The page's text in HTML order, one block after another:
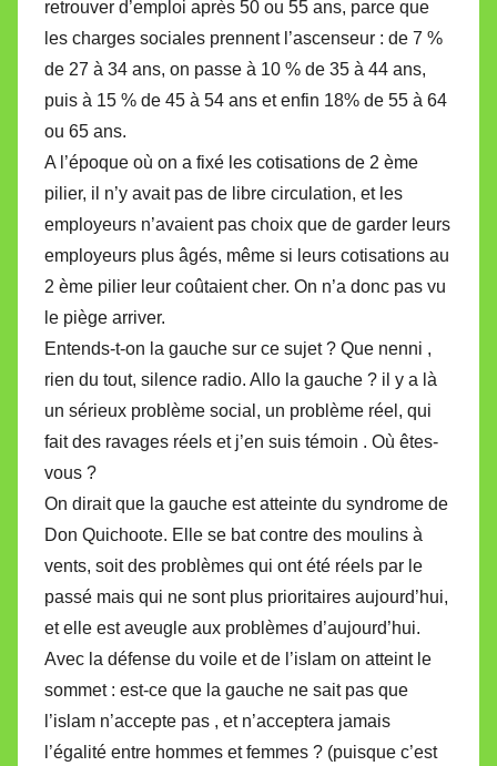
retrouver d’emploi après 50 ou 55 ans, parce que
les charges sociales prennent l’ascenseur : de 7 %
de 27 à 34 ans, on passe à 10 % de 35 à 44 ans,
puis à 15 % de 45 à 54 ans et enfin 18% de 55 à 64
ou 65 ans.
A l’époque où on a fixé les cotisations de 2 ème
pilier, il n’y avait pas de libre circulation, et les
employeurs n’avaient pas choix que de garder leurs
employeurs plus âgés, même si leurs cotisations au
2 ème pilier leur coûtaient cher. On n’a donc pas vu
le piège arriver.
Entends-t-on la gauche sur ce sujet ? Que nenni ,
rien du tout, silence radio. Allo la gauche ? il y a là
un sérieux problème social, un problème réel, qui
fait des ravages réels et j’en suis témoin . Où êtes-
vous ?
On dirait que la gauche est atteinte du syndrome de
Don Quichoote. Elle se bat contre des moulins à
vents, soit des problèmes qui ont été réels par le
passé mais qui ne sont plus prioritaires aujourd’hui,
et elle est aveugle aux problèmes d’aujourd’hui.
Avec la défense du voile et de l’islam on atteint le
sommet : est-ce que la gauche ne sait pas que
l’islam n’accepte pas , et n’acceptera jamais
l’égalité entre hommes et femmes ? (puisque c’est